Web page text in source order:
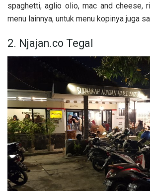
spaghetti, aglio olio, mac and cheese,
menu lainnya, untuk menu kopinya juga
2. Njajan.co Tegal